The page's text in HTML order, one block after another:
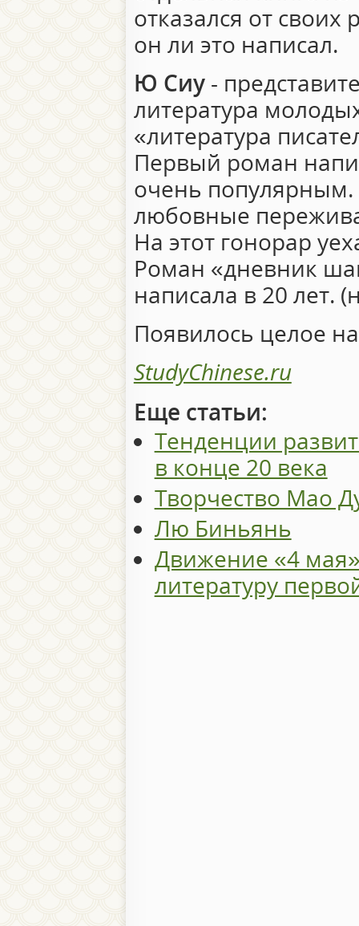
отказался от своих
он ли это написал.
Ю Сиу-
литература
«литература
Первый роман
очень
любовные
На этот гонорар
Роман «дневник
написала в 20 лет.
Появилось целое
StudyChinese.ru
Еще статьи:
Тенденции
в конце 20 века
Творчество Мао
Лю Биньянь
Движение «4
литературу